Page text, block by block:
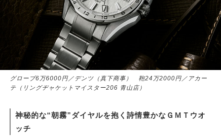
グローブ6万6000円／デンツ（真下商事） 鞄24万2000円／アカー
テ（リングヂャケットマイスター206 青山店）
神秘的な“朝霧”ダイヤルを抱く詩情豊かなＧＭＴウオ
ッチ